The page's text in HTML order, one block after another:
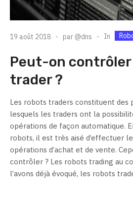
19 août 2018 par @dns In
Peut-on
trader ?
Les robots traders constituent des
lesquels les traders ont la
opérations de façon automatique.
robots, il est très aisé d’effectuer
opérations d’achat et de vente.
contrôler ? Les robots trading au
l’avons déjà évoqué, les robots